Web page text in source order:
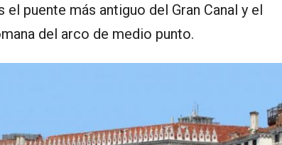
puente más antiguo del Gran Canal y el
del arco de medio punto.